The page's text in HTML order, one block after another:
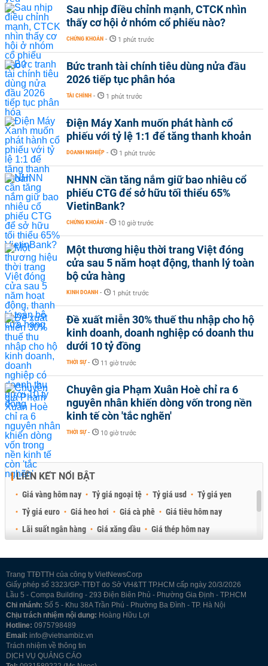
Sau nhịp điều chỉnh mạnh, CTCK nhìn
thấy cơ hội ở nhóm cổ phiếu nào?
CHỨNG KHOÁN - 1 phút trước
Bức tranh tài chính tiêu dùng nửa đầu
2026 tiếp tục phân hóa
TÀI CHÍNH - 1 phút trước
Điện Máy Xanh muốn phát hành cổ
phiếu với tỷ lệ 1:1 để tăng thanh khoản
DOANH NGHIỆP - 1 phút trước
NHNN cần tăng nắm giữ bao nhiêu cổ
phiếu CTG để sở hữu tối thiểu 65%
VietinBank?
CHỨNG KHOÁN - 10 giờ trước
Một thương hiệu thời trang Việt đóng
cửa sau 5 năm hoạt động, thanh lý toàn
bộ cửa hàng
KINH DOANH - 1 phút trước
Đề xuất miễn 30% thuế thu nhập cho hộ
kinh doanh, doanh nghiệp có doanh thu
dưới 10 tỷ đồng
THỜI SỰ - 11 giờ trước
Chuyên gia Phạm Xuân Hoè chỉ ra 6
nguyên nhân khiến dòng vốn trong nền
kinh tế còn 'tắc nghẽn'
THỜI SỰ - 10 giờ trước
LIÊN KẾT NỔI BẬT
Giá vàng hôm nay Tỷ giá ngoại tệ Tỷ giá usd
Tỷ giá yen
Tỷ giá euro
Giá heo hơi Giá cà phê
Giá tiêu hôm nay
Lãi suất ngân hàng
Giá xăng dầu
Giá thép hôm nay
Trang TTĐTTH của công ty VietNewsCorp
Giấy phép số 3323/GP-TTĐT do Sở VH&TT TP.HCM cấp ngày 20/3/2026
Lầu 5 - Compa Building - 293 Điện Biên Phủ - Phường Gia Định - TP.HCM
Chi nhánh: Số 5 - Khu 38A Trần Phú - Phường Ba Đình - TP. Hà Nội
Chịu trách nhiệm nội dung: Hoàng Hữu Lợi
Hotline: 0975798489
Email: info@vietnambiz.vn
Trách nhiệm về thông tin
DỊCH VỤ QUẢNG CÁO